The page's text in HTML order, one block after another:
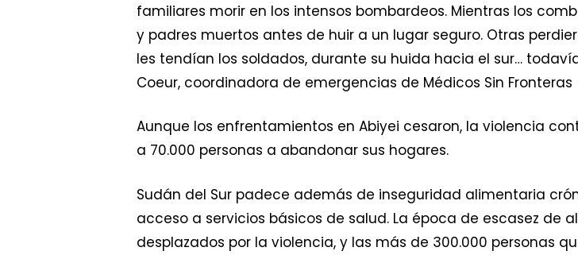
familiares morir en los intensos bombardeos. Mientras los
y padres muertos antes de huir a un lugar seguro. Otras
les tendían los soldados, durante su huida hacia el sur…
Coeur, coordinadora de emergencias de Médicos Sin Fronteras
Aunque los enfrentamientos en Abiyei cesaron, la violencia
a 70.000 personas a abandonar sus hogares.
Sudán del Sur padece además de inseguridad alimentaria
acceso a servicios básicos de salud. La época de escasez de
desplazados por la violencia, y las más de 300.000 personas